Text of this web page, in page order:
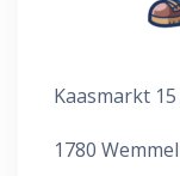
Kaasmarkt 15
1780 Wemmel